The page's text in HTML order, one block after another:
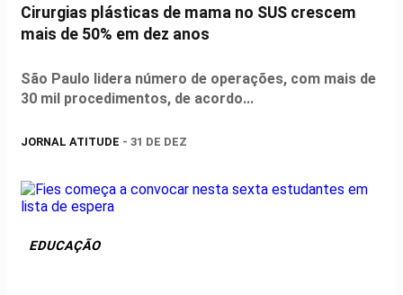
Cirurgias plásticas de mama no SUS crescem
mais de 50% em dez anos
São Paulo lidera número de operações, com mais de
30 mil procedimentos, de acordo...
JORNAL ATITUDE - 31 DE DEZ
EDUCAÇÃO